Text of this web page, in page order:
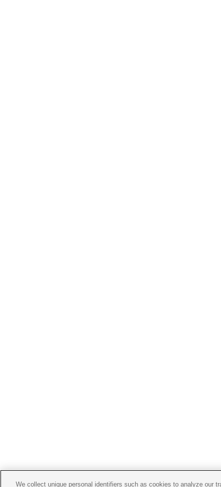
We collect unique personal identifiers such as cookies to analyze our